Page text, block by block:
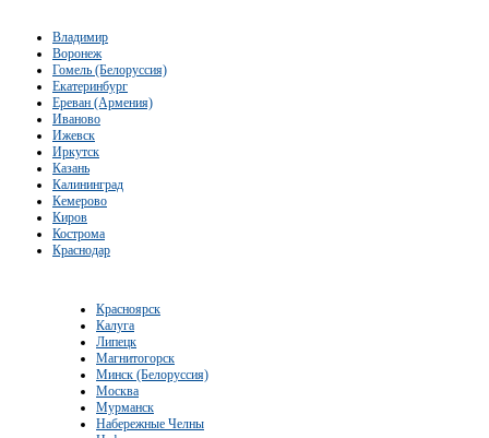
Владимир
Воронеж
Гомель (Белоруссия)
Екатеринбург
Ереван (Армения)
Иваново
Ижевск
Иркутск
Казань
Калининград
Кемерово
Киров
Кострома
Краснодар
Красноярск
Калуга
Липецк
Магнитогорск
Минск (Белоруссия)
Москва
Мурманск
Набережные Челны